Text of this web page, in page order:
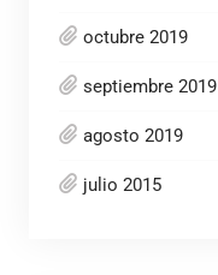
octubre 2019
septiembre 2019
agosto 2019
julio 2015